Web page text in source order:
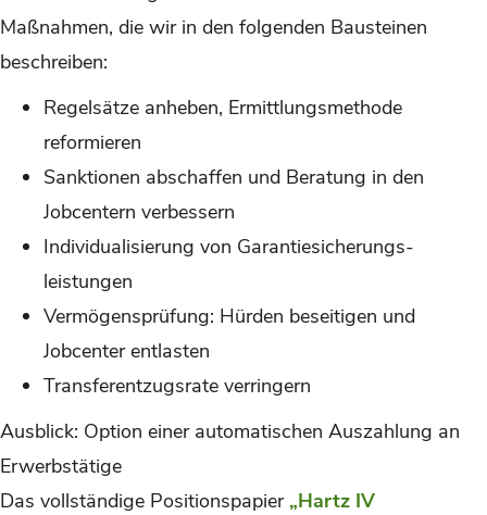
Maßnahmen, die wir in den folgenden Bausteinen
beschreiben:
Regelsätze anheben, Ermittlungsmethode
reformieren
Sanktionen abschaffen und Beratung in den
Jobcentern verbessern
Individualisierung von Garantiesicherungs­
leistungen
Vermögensprüfung: Hürden beseitigen und
Jobcenter entlasten
Transferentzugsrate verringern
Ausblick: Option einer automatischen Auszahlung an
Erwerbstätige
Das vollständige Positionspapier „Hartz IV